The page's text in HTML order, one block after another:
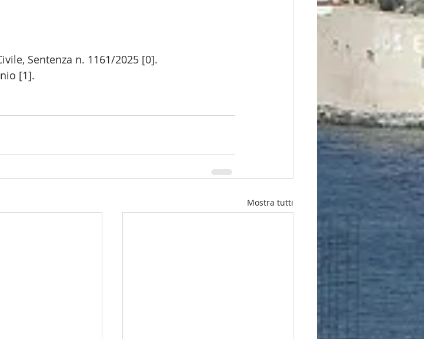
Sentenza n. 1161/2025 [0].
[1].
Mostra tutti